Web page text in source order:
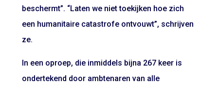
beschermt”. “Laten we niet toekijken hoe zich
een humanitaire catastrofe ontvouwt”, schrijven
ze.
In een oproep, die inmiddels bijna 267 keer is
ondertekend door ambtenaren van alle